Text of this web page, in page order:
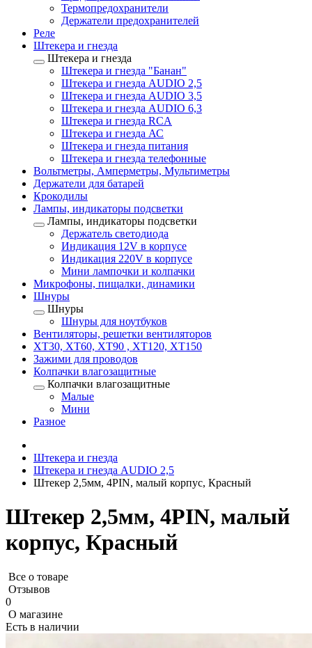
Термопредохранители
Держатели предохранителей
Реле
Штекера и гнезда
Штекера и гнезда
Штекера и гнезда "Банан"
Штекера и гнезда AUDIO 2,5
Штекера и гнезда AUDIO 3,5
Штекера и гнезда AUDIO 6,3
Штекера и гнезда RCA
Штекера и гнезда АС
Штекера и гнезда питания
Штекера и гнезда телефонные
Вольтметры, Амперметры, Мультиметры
Держатели для батарей
Крокодилы
Лампы, индикаторы подсветки
Лампы, индикаторы подсветки
Держатель светодиода
Индикация 12V в корпусе
Индикация 220V в корпусе
Мини лампочки и колпачки
Микрофоны, пищалки, динамики
Шнуры
Шнуры
Шнуры для ноутбуков
Вентиляторы, решетки вентиляторов
XT30, XT60, XT90 , XT120, XT150
Зажими для проводов
Колпачки влагозащитные
Колпачки влагозащитные
Малые
Мини
Разное
Штекера и гнезда
Штекера и гнезда AUDIO 2,5
Штекер 2,5мм, 4PIN, малый корпус, Красный
Штекер 2,5мм, 4PIN, малый
корпус, Красный
Все о товаре
Отзывов
0
О магазине
Есть в наличии